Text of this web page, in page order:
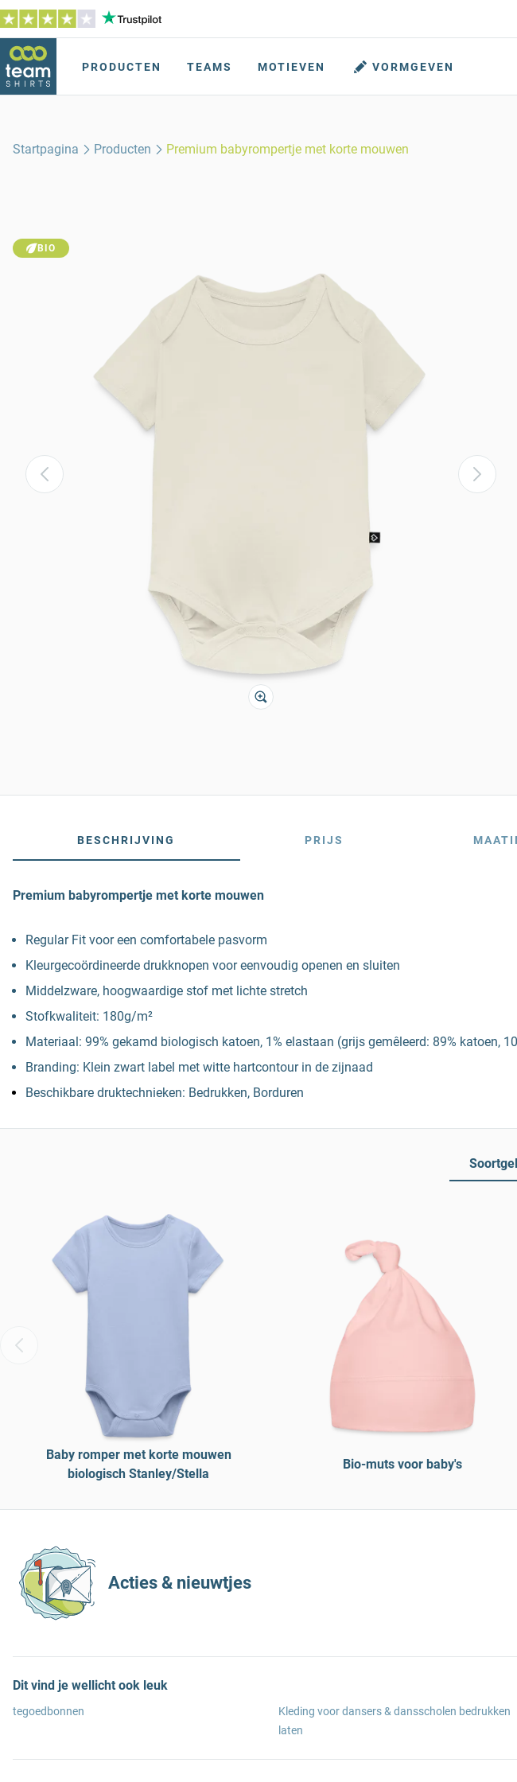
PRODUCTEN TEAMS MOTIEVEN VORMGEVEN
Startpagina Producten Premium babyrompertje met korte mouwen
BIO
BESCHRIJVING PRIJS
Premium babyrompertje met korte mouwen
Regular Fit voor een comfortabele pasvorm
Kleurgecoördineerde drukknopen voor eenvoudig openen en sluiten
Middelzware, hoogwaardige stof met lichte stretch
Stofkwaliteit: 180g/m²
Materiaal: 99% gekamd biologisch katoen, 1% elastaan (grijs gemêleerd: 89% katoen,
Branding: Klein zwart label met witte hartcontour in de zijnaad
Beschikbare druktechnieken: Bedrukken, Borduren
Baby romper met korte mouwen
biologisch Stanley/Stella
Bio-muts voor baby's
Acties & nieuwtjes
Dit vind je wellicht ook leuk
tegoedbonnen
Kleding voor dansers & dansscholen bedrukken
laten